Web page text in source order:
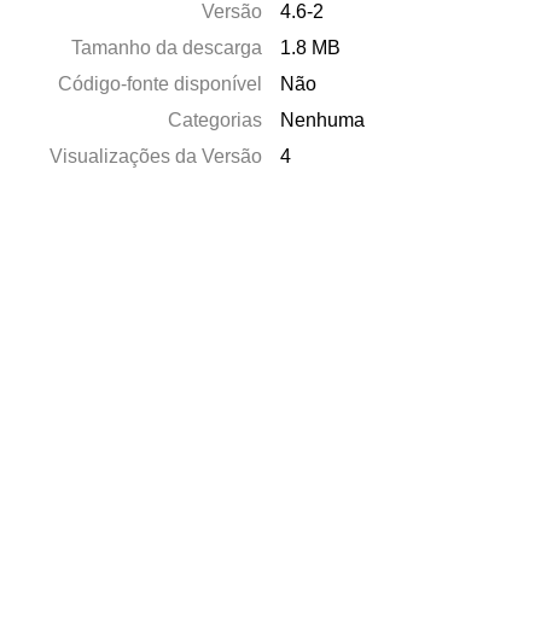
Versão
4.6-2
Tamanho da descarga
1.8 MB
Código-fonte disponível
Não
Categorias
Nenhuma
Visualizações da Versão
4